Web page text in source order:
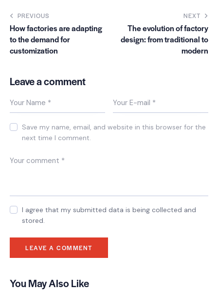
PREVIOUS
How factories are adapting
to the demand for
customization
NEXT
The evolution of factory
design: from traditional to
modern
Leave a comment
Save my name, email, and website in this browser for the
next time I comment.
I agree that my submitted data is being collected and
stored.
You May Also Like